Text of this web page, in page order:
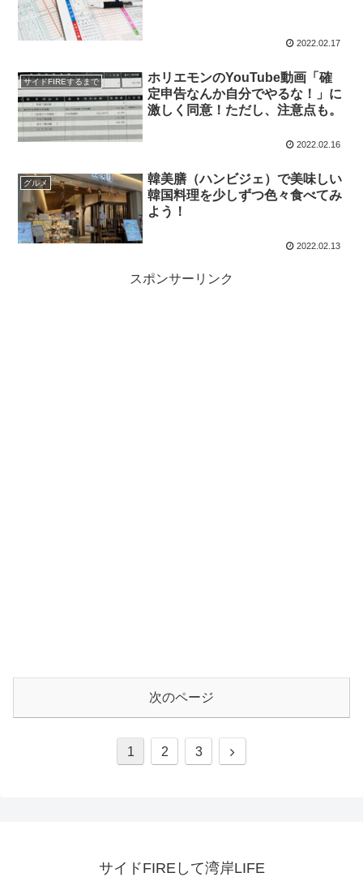
2022.02.17
サイドFIREするまで
ホリエモンのYouTube動画「確
定申告なんか自分でやるな！」に
激しく同意！ただし、注意点も。
2022.02.16
グルメ
韓美膳（ハンビジェ）で美味しい
韓国料理を少しずつ色々食べてみ
よう！
2022.02.13
スポンサーリンク
次のページ
1 2 3
サイドFIREして湾岸LIFE